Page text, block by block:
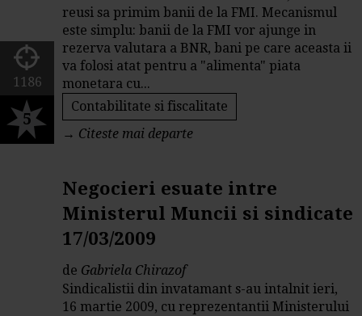
reusi sa primim banii de la FMI. Mecanismul
este simplu: banii de la FMI vor ajunge in
rezerva valutara a BNR, bani pe care aceasta ii
va folosi atat pentru a "alimenta" piata
monetara cu...
Contabilitate si fiscalitate
→ Citeste mai departe
1186
5
Negocieri esuate intre
Ministerul Muncii si sindicate
17/03/2009
de Gabriela Chirazof
Sindicalistii din invatamant s-au intalnit ieri,
16 martie 2009, cu reprezentantii Ministerului